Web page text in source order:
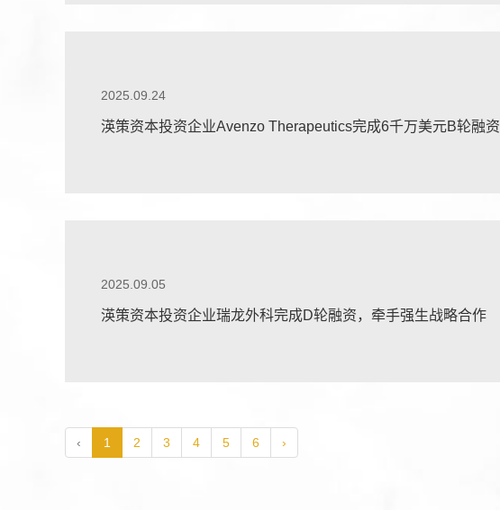
2025.09.24
渶策资本投资企业Avenzo Therapeutics完成6千万美元B轮融资
2025.09.05
渶策资本投资企业瑞龙外科完成D轮融资，牵手强生战略合作
‹ 1 2 3 4 5 6 ›